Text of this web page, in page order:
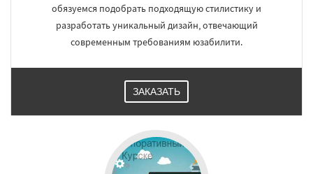
обязуемся подобрать подходящую стилистику и
разработать уникальный дизайн, отвечающий
современным требованиям юзабилити.
ЗАКАЗАТЬ